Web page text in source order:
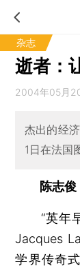
杂志
逝者：
2004年05月
杰出的经
1日在法国
陈志俊
“英年早
Jacques
学界传奇